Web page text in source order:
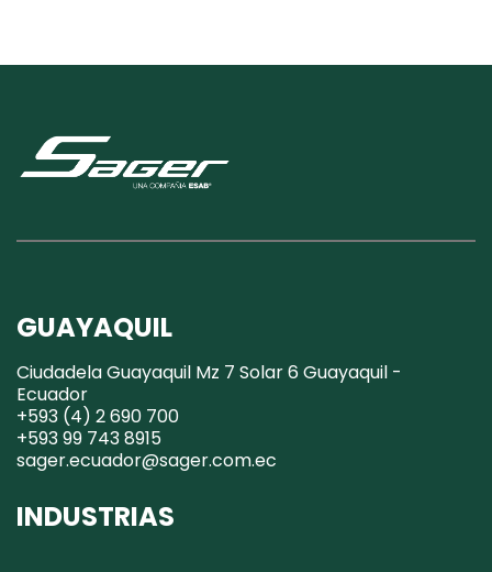
GUAYAQUIL
Ciudadela Guayaquil Mz 7 Solar 6 Guayaquil -
Ecuador
+593 (4) 2 690 700
+593 99 743 8915
sager.ecuador@sager.com.ec
INDUSTRIAS